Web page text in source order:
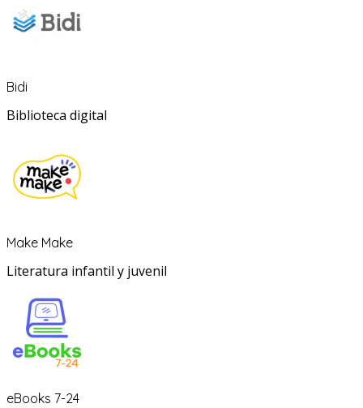
Bidi
Biblioteca digital
Make Make
Literatura infantil y juvenil
eBooks 7-24